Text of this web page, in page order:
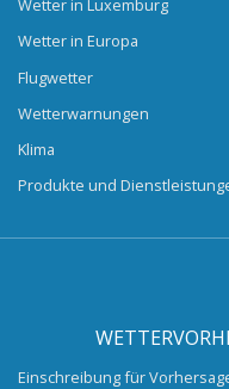
Wetter in Luxemburg
Wetter in Europa
Flugwetter
Wetterwarnungen
Klima
Produkte und
Einschreibung für